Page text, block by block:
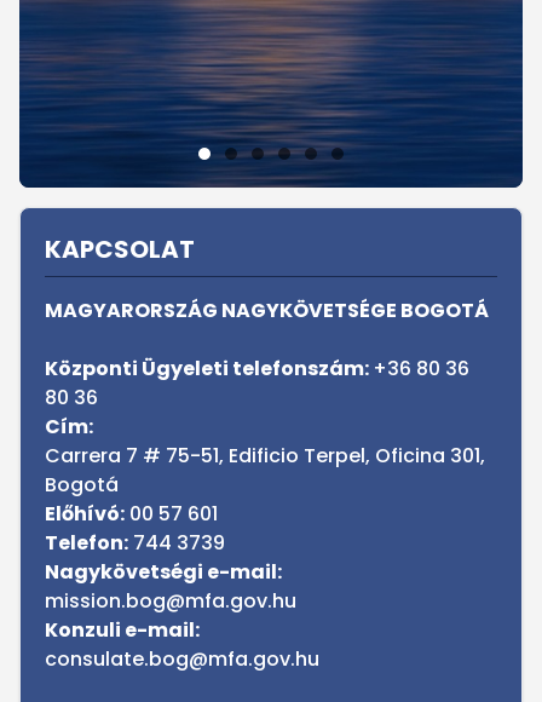
Sidebar
KAPCSOLAT
MAGYARORSZÁG NAGYKÖVETSÉGE BOGOTÁ
Központi Ügyeleti telefonszám: +36 80 36
80 36
Cím:
Carrera 7 # 75-51, Edificio Terpel, Oficina 301,
Bogotá
Előhívó: 00 57 601
Telefon: 744 3739
Nagykövetségi e-mail:
mission.bog@mfa.gov.hu
Konzuli e-mail:
consulate.bog@mfa.gov.hu